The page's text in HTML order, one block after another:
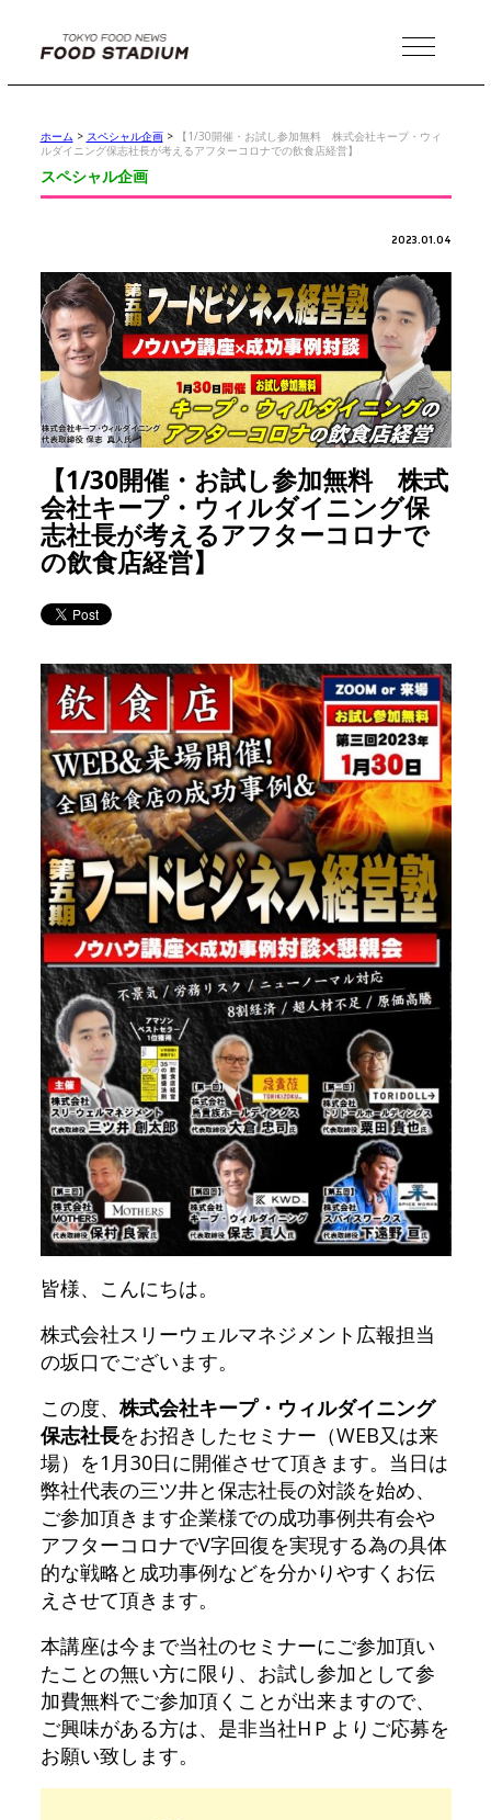
MENU
ホーム > スペシャル企画>
【1/30開催・お試し参加無料 株式会社キープ・ウィ
ルダイニング保志社長が考えるアフターコロナでの飲食店経営】
スペシャル企画
2023.01.04
【1/30開催・お試し参加無料 株式
会社キープ・ウィルダイニング保
志社長が考えるアフターコロナで
の飲食店経営】
皆様、こんにちは。
株式会社スリーウェルマネジメント広報担当
の坂口でございます。
この度、株式会社キープ・ウィルダイニング
保志社長をお招きしたセミナー（WEB又は来
場）を1月30日に開催させて頂きます。当日は
弊社代表の三ツ井と保志社長の対談を始め、
ご参加頂きます企業様での成功事例共有会や
アフターコロナでV字回復を実現する為の具体
的な戦略と成功事例などを分かりやすくお伝
えさせて頂きます。
本講座は今まで当社のセミナーにご参加頂い
たことの無い方に限り、お試し参加として参
加費無料でご参加頂くことが出来ますので、
ご興味がある方は、是非当社HＰよりご応募を
お願い致します。